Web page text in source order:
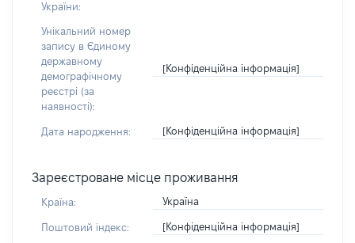
України:
Унікальний номер
запису в Єдиному
державному
демографічному
реєстрі (за
наявності):
[Конфіденційна інформація]
Дата народження: [Конфіденційна інформація]
Зареєстроване місце проживання
Країна: Україна
Поштовий індекс: [Конфіденційна інформація]